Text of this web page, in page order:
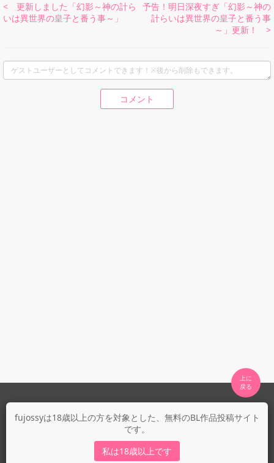
fujossyは18歳以上の方を対象とした、無料のBL作品投稿サイト
です。
私は18歳以上です
< 更新しました「幻影～神の計ら
いは異世界の皇子と番う事～」
予告！明日深夜すぎ「幻影～神の
計らいは異世界の皇子と番う事
～」更新！ >
コメント
上に
fujossyについて
fujossy運営ブログ